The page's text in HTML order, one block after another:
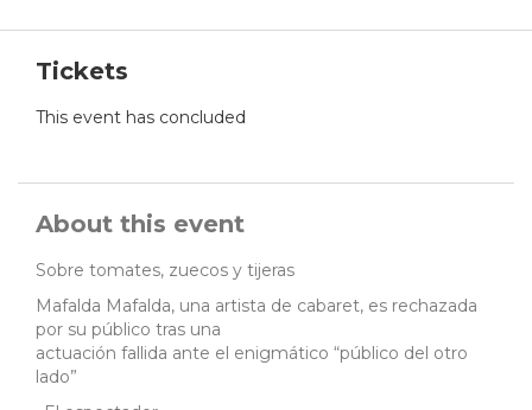
Tickets
This event has concluded
About this event
Sobre tomates, zuecos y tijeras
Mafalda Mafalda, una artista de cabaret, es rechazada
por su público tras una
actuación fallida ante el enigmático “público del otro
lado”